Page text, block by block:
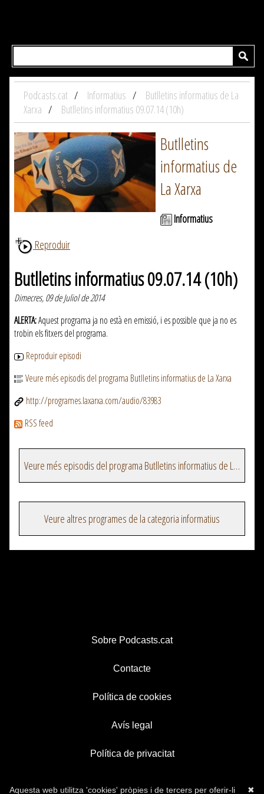
Podcasts.cat Informatius
Butlletins informatius de La
Xarxa
Butlletins informatius 09.07.14 (10h)
Butlletins
informatius de
La Xarxa
Informatius
Reproduir
Butlletins informatius 09.07.14 (10h)
Dimecres, 09 de Juliol de 2014
ALERTA:Aquest programa ja no està en emissió, i es possible que ja no es
trobin els fitxers del programa.
Reproduir episodi
Veure més episodis del programa Butlletins informatius de La Xarxa
http://programes.laxarxa.com/audio/83983
RSS feed
Veure més episodis del programa Butlletins informatius de La Xarxa
Veure altres programes de la categoria informatius
Sobre Podcasts.cat
Contacte
Política de cookies
Avís legal
Política de privacitat
✖
Aquesta web utilitza 'cookies' pròpies i de tercers per oferir-li